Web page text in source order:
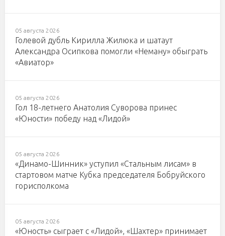
05 августа 2026
Голевой дубль Кирилла Жилюка и шатаут
Александра Осипкова помогли «Неману» обыграть
«Авиатор»
05 августа 2026
Гол 18-летнего Анатолия Суворова принес
«Юности» победу над «Лидой»
05 августа 2026
«Динамо-Шинник» уступил «Стальным лисам» в
стартовом матче Кубка председателя Бобруйского
горисполкома
05 августа 2026
«Юность» сыграет с «Лидой», «Шахтер» принимает